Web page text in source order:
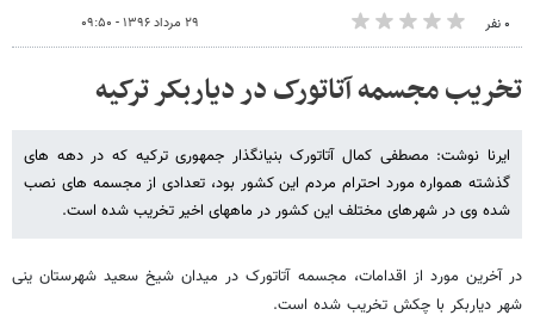
۰ نفر ۲۹ مرداد ۱۳۹۶ - ۰۹:۵۰
تخریب مجسمه آتاتورک در دیاربکر ترکیه
ایرنا نوشت: مصطفی کمال آتاتورک بنیانگذار جمهوری ترکیه که در دهه های
گذشته همواره مورد احترام مردم این کشور بود، تعدادی از مجسمه های نصب
شده وی در شهرهای مختلف این کشور در ماههای اخیر تخریب شده است.
در آخرین مورد از اقدامات، مجسمه آتاتورک در میدان شیخ سعید شهرستان ینی
شهر دیاربکر با چکش تخریب شده است.